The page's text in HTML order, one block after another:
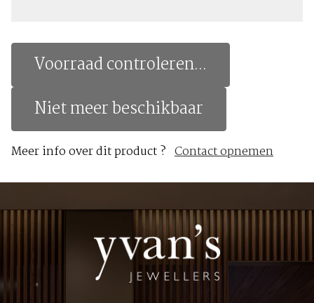
Voorraad controleren...
Niet meer beschikbaar
Meer info over dit product ? Contact opnemen